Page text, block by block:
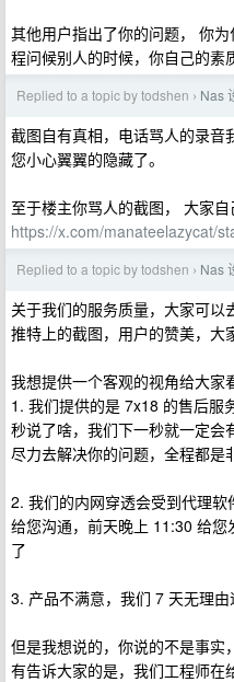
其他用户指出了你的问题， 你
程问候别人的时候，你自己的素
Replied to a topic by todshen › Nas
截图自有真相，电话骂人的录音
您小心翼翼的隐藏了。
至于楼主你骂人的截图， 大家
https://x.com/manateelazycat/
Replied to a topic by todshen › Nas
关于我们的服务质量，大家可以
推特上的截图，用户的赞美，大
我想提供一个客观的视角给大家
1. 我们提供的是 7x18 的售后服
秒说了啥，我们下一秒就一定会
尽力去解决你的问题，全程都是
2. 我们的内网穿透会受到代理
给您沟通，前天晚上 11:30 给
了
3. 产品不满意，我们 7 天无理
但是我想说的，你说的不是事实
有告诉大家的是，我们工程师在